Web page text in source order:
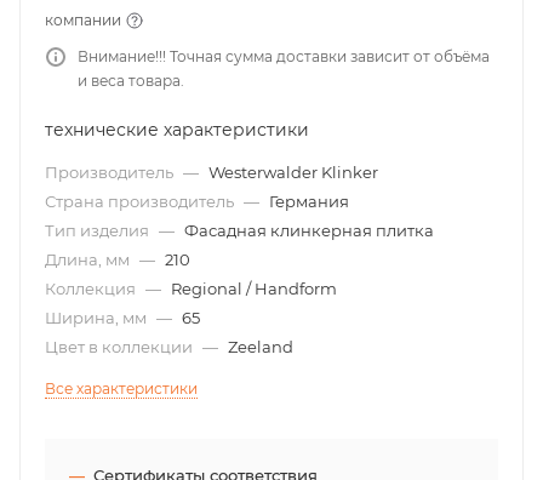
компании
Внимание!!! Точная сумма доставки зависит от объёма
и веса товара.
технические характеристики
Производитель — Westerwalder Klinker
Страна производитель — Германия
Тип изделия — Фасадная клинкерная плитка
Длина, мм — 210
Коллекция — Regional / Handform
Ширина, мм — 65
Цвет в коллекции — Zeeland
Все характеристики
Сертификаты соответствия